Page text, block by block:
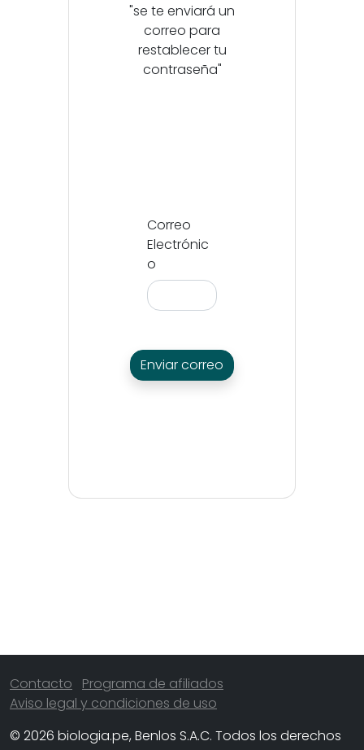
"se te enviará un
correo para
restablecer tu
contraseña"
Correo
Electrónic
o
Enviar correo
Contacto
Programa de afiliados
Aviso legal y condiciones de uso
© 2026 biologia.pe, Benlos S.A.C. Todos los derechos